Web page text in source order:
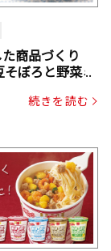
商品づくり
そぼろと野菜ミ
ン入り）
続きを読む